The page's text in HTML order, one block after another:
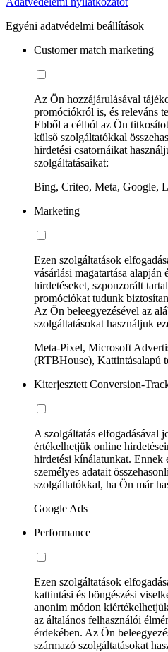
Egyéni adatvédelmi beállítások
Customer match marketing
Az Ön hozzájárulásával
promóciókról is, és releváns
Ebből a célból az Ön
külső szolgáltatókkal
hirdetési csatornáikat
szolgáltatásaikat:
Bing, Criteo, Meta, Google,
Marketing
Ezen szolgáltatások
vásárlási magatartása
hirdetéseket, szponzorált
promóciókat tudunk
Az Ön beleegyezésével az
szolgáltatásokat használjuk
Meta-Pixel, Microsoft
(RTBHouse), Kattintásalapú
Kiterjesztett Conversion-
A szolgáltatás elfogadásával
értékelhetjük online
hirdetési kínálatunkat. Ennek
személyes adatait
szolgáltatókkal, ha Ön már
Google Ads
Performance
Ezen szolgáltatások
kattintási és böngészési
anonim módon
az általános felhasználói
érdekében. Az Ön
származó szolgáltatásokat